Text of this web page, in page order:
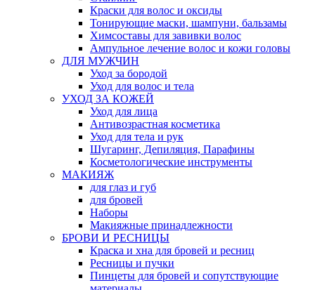
Краски для волос и оксиды
Тонирующие маски, шампуни, бальзамы
Химсоставы для завивки волос
Ампульное лечение волос и кожи головы
ДЛЯ МУЖЧИН
Уход за бородой
Уход для волос и тела
УХОД ЗА КОЖЕЙ
Уход для лица
Антивозрастная косметика
Уход для тела и рук
Шугаринг, Депиляция, Парафины
Косметологические инструменты
МАКИЯЖ
для глаз и губ
для бровей
Наборы
Макияжные принадлежности
БРОВИ И РЕСНИЦЫ
Краска и хна для бровей и ресниц
Ресницы и пучки
Пинцеты для бровей и сопутствующие